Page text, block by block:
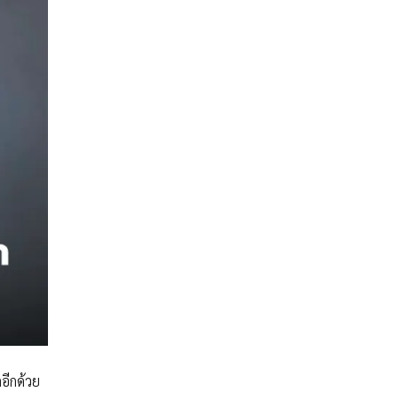
กด้วย